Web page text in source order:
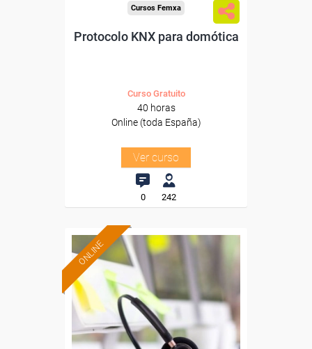
Cursos Femxa
Protocolo KNX para domótica
Curso Gratuito
40 horas
Online (toda España)
Ver curso
0 242
ONLINE
Formación 100%
subvencionada.
Para desempleados,
trabajadores y autónomos.